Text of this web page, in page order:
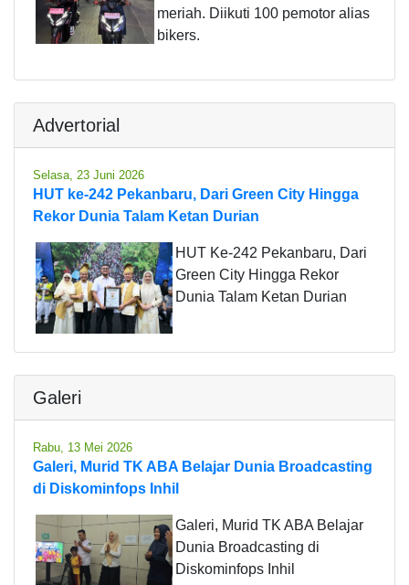
meriah. Diikuti 100 pemotor alias
bikers.
Advertorial
Selasa, 23 Juni 2026
HUT ke-242 Pekanbaru, Dari Green City Hingga
Rekor Dunia Talam Ketan Durian
HUT Ke-242 Pekanbaru, Dari
Green City Hingga Rekor
Dunia Talam Ketan Durian
Galeri
Rabu, 13 Mei 2026
Galeri, Murid TK ABA Belajar Dunia Broadcasting
di Diskominfops Inhil
Galeri, Murid TK ABA Belajar
Dunia Broadcasting di
Diskominfops Inhil